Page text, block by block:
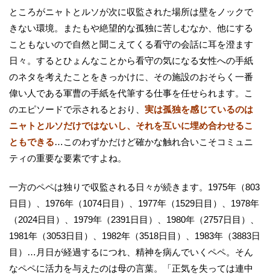
ところがニャトとルソが次に収監された場所は壁をノックで
きない環境。またもや絶望的な孤独に苦しむなか、他にする
こともないので自然と聞こえてくる看守の会話に耳を澄ます
日々。するとひょんなことから看守の気になる女性への手紙
のネタを考えたことをきっかけに、その施設のおそらく一番
偉い人である軍曹の手紙を代筆する仕事を任せられます。こ
のエピソードで示されるとおり、 実は孤独を感じているのは
ニャトとルソだけではないし、それを互いに埋め合わせるこ
ともできる…このわずかだけど確かな触れ合いこそコミュニ
ティの重要な要素ですよね。
一方のペペは独りで収監される日々が続きます。1975年（803
日目）、1976年（1074日目）、1977年（1529日目）、1978年
（2024日目）、1979年（2391日目）、1980年（2757日目）、
1981年（3053日目）、1982年（3518日目）、1983年（3883日
目）…月日が経過するにつれ、精神を病んでいくペペ。そん
なペペに活力を与えたのは母の言葉。「正気を失っては連中